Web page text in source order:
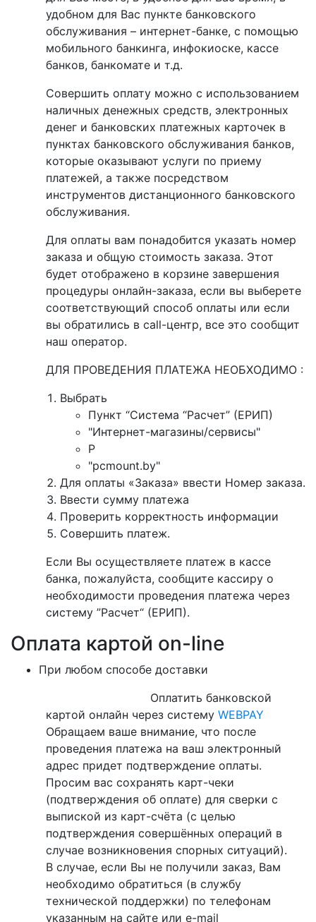
удобном для Вас пункте банковского
обслуживания – интернет-банке, с помощью
мобильного банкинга, инфокиоске, кассе
банков, банкомате и т.д.
Совершить оплату можно с использованием
наличных денежных средств, электронных
денег и банковских платежных карточек в
пунктах банковского обслуживания банков,
которые оказывают услуги по приему
платежей, а также посредством
инструментов дистанционного банковского
обслуживания.
Для оплаты вам понадобится указать номер
заказа и общую стоимость заказа. Этот
будет отображено в корзине завершения
процедуры онлайн-заказа, если вы выберете
соответствующий способ оплаты или если
вы обратились в call-центр, все это сообщит
наш оператор.
ДЛЯ ПРОВЕДЕНИЯ ПЛАТЕЖА НЕОБХОДИМО :
Выбрать
Пункт “Система “Расчет” (ЕРИП)
"Интернет-магазины/сервисы"
P
"pcmount.by"
Для оплаты «Заказа» ввести Номер заказа.
Ввести сумму платежа
Проверить корректность информации
Совершить платеж.
Если Вы осуществляете платеж в кассе
банка, пожалуйста, сообщите кассиру о
необходимости проведения платежа через
систему ”Расчет“ (ЕРИП).
Оплата картой on-line
При любом способе доставки
Оплатить банковской
картой онлайн через систему WEBPAY
Обращаем ваше внимание, что после
проведения платежа на ваш электронный
адрес придет подтверждение оплаты.
Просим вас сохранять карт-чеки
(подтверждения об оплате) для сверки с
выпиской из карт-счёта (с целью
подтверждения совершённых операций в
случае возникновения спорных ситуаций).
В случае, если Вы не получили заказ, Вам
необходимо обратиться (в службу
технической поддержки) по телефонам
указанным на сайте или e-mail